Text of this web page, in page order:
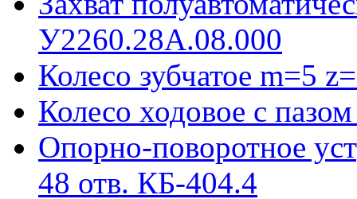
У2260.28А.08.000
Колесо зубчатое m=5
Колесо ходовое с
Опорно-поворотное
48 отв. КБ-404.4